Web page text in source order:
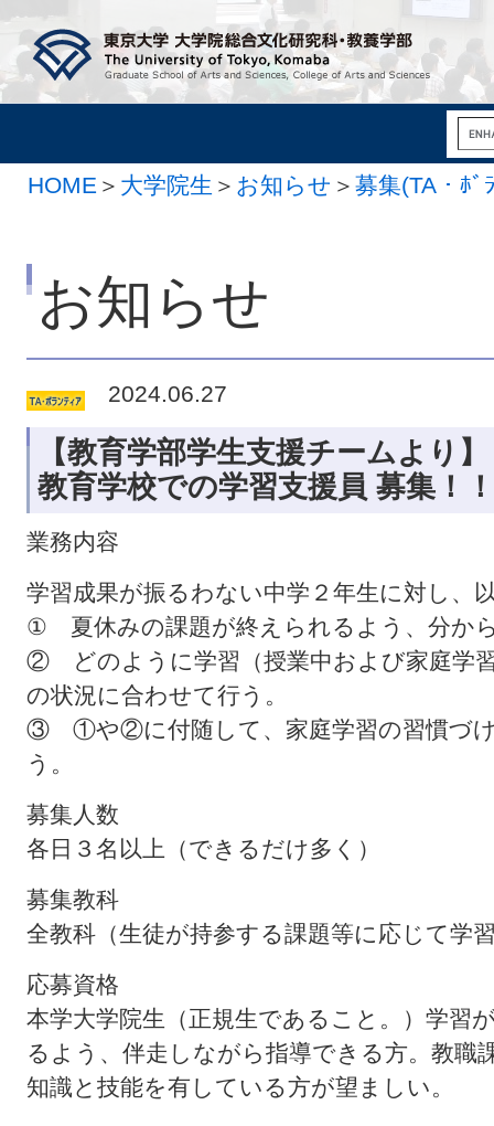
HOME ＞ 大学院生 ＞ お知らせ ＞ 募集(TA・ﾎﾞ
お知らせ
2024.06.27
【教育学部学生支援チームより
教育学校での学習支援員 募集！！
業務内容
学習成果が振るわない中学２年生に対し、
① 夏休みの課題が終えられるよう、分か
② どのように学習（授業中および家庭学
の状況に合わせて行う。
③ ①や②に付随して、家庭学習の習慣づけ
う。
募集人数
各日３名以上（できるだけ多く）
募集教科
全教科（生徒が持参する課題等に応じて学
応募資格
本学大学院生（正規生であること。）学習
るよう、伴走しながら指導できる方。教職
知識と技能を有している方が望ましい。